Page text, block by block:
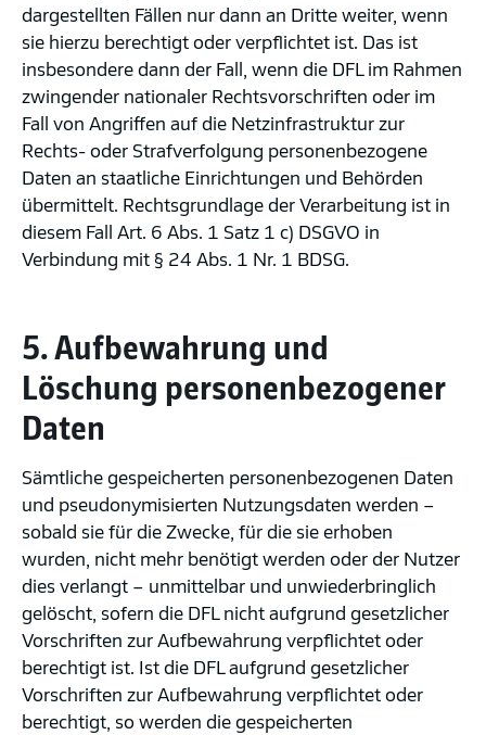
dargestellten Fällen nur dann an Dritte weiter, wenn
sie hierzu berechtigt oder verpflichtet ist. Das ist
insbesondere dann der Fall, wenn die DFL im Rahmen
zwingender nationaler Rechtsvorschriften oder im
Fall von Angriffen auf die Netzinfrastruktur zur
Rechts- oder Strafverfolgung personenbezogene
Daten an staatliche Einrichtungen und Behörden
übermittelt. Rechtsgrundlage der Verarbeitung ist in
diesem Fall Art. 6 Abs. 1 Satz 1 c) DSGVO in
Verbindung mit § 24 Abs. 1 Nr. 1 BDSG.
5. Aufbewahrung und
Löschung personenbezogener
Daten
Sämtliche gespeicherten personenbezogenen Daten
und pseudonymisierten Nutzungsdaten werden –
sobald sie für die Zwecke, für die sie erhoben
wurden, nicht mehr benötigt werden oder der Nutzer
dies verlangt – unmittelbar und unwiederbringlich
gelöscht, sofern die DFL nicht aufgrund gesetzlicher
Vorschriften zur Aufbewahrung verpflichtet oder
berechtigt ist. Ist die DFL aufgrund gesetzlicher
Vorschriften zur Aufbewahrung verpflichtet oder
berechtigt, so werden die gespeicherten